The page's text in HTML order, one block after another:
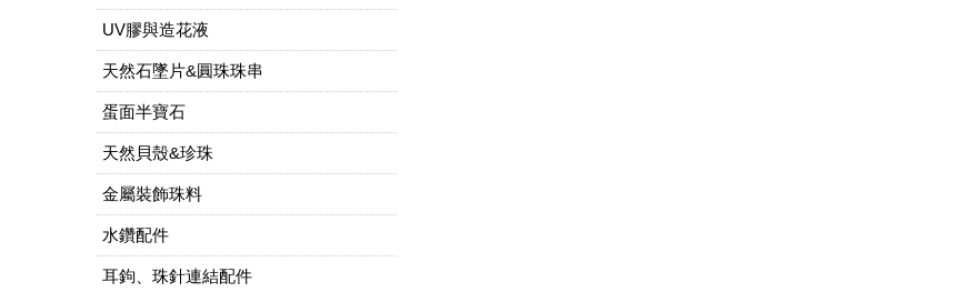
UV膠與造花液
天然石墜片&圓珠珠串
蛋面半寶石
天然貝殼&珍珠
金屬裝飾珠料
水鑽配件
耳鉤、珠針連結配件